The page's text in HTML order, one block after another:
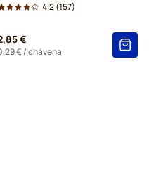
4.2(157)
€
€/ chávena